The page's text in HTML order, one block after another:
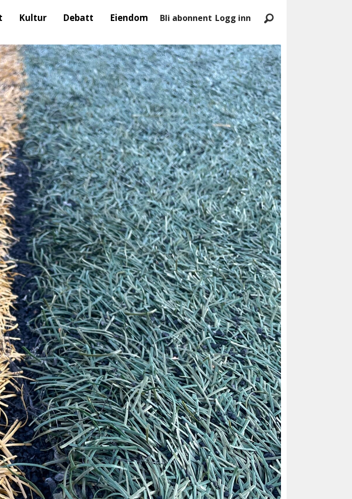
Kultur Debatt Eiendom Bli abonnent Logg inn